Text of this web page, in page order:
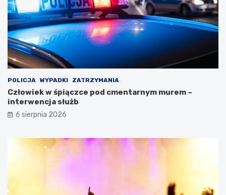
POLICJA WYPADKI ZATRZYMANIA
Człowiek w śpiączce pod cmentarnym murem –
interwencja służb
6 sierpnia 2026